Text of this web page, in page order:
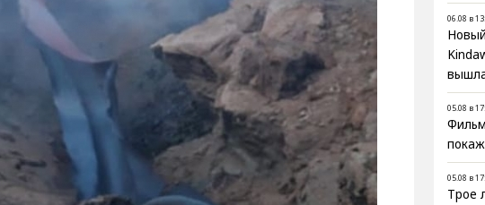
06.08 в
05.08 в
05.08 в
Трое